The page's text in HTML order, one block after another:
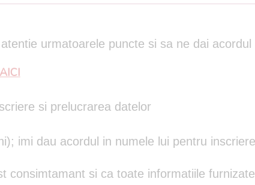
urmatoarele puncte si sa ne dai
AICI
si prelucrarea datelor
imi dau acordul in numele lui pentru
consimtamant si ca toate informatiile